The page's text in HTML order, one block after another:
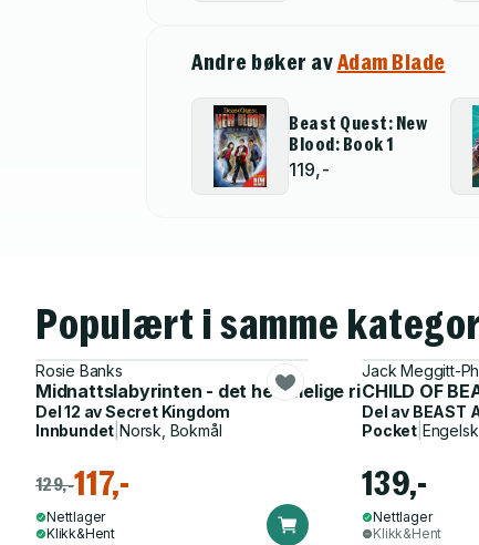
Andre bøker avAdam Blade
Beast Quest: New
Blood: Book 1
119,-
Populært i samme
Rosie Banks
Midnattslabyrinten - det hemmelige riket
Del 12 avSecret Kingdom
Innbundet |Norsk, Bokmål
129,-117,-
Nettlager
Klikk&Hent
Jack Meggitt-
CHILD OF
Del av BEAST
Pocket| Engelsk
139,-
Nettlager
Klikk&Hent